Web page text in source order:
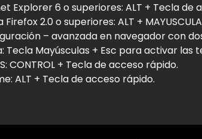
Explorer 6 o superiores: ALT + Tecla de
Firefox 2.0 o superiores: ALT +
– avanzada en navegador con
Tecla Mayúsculas + Esc para activar las
CONTROL + Tecla de acceso rápido.
ALT + Tecla de acceso rápido.